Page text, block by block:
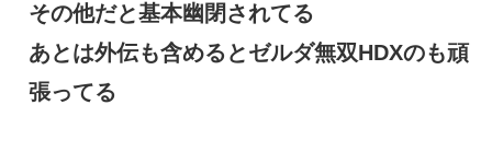
その他だと基本幽閉されてる
あとは外伝も含めるとゼルダ無双HDXのも頑
張ってる